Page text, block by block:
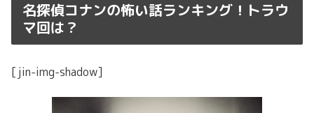
名探偵コナンの怖い話ランキング！トラウ
マ回は？
[jin-img-shadow]